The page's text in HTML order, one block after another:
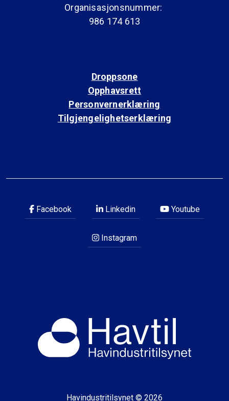
Organisasjonsnummer:
986 174 613
Droppsone
Opphavsrett
Personvernerklæring
Tilgjengelighetserklæring
Facebook Linkedin Youtube
Instagram
Havindustritilsynet © 2026